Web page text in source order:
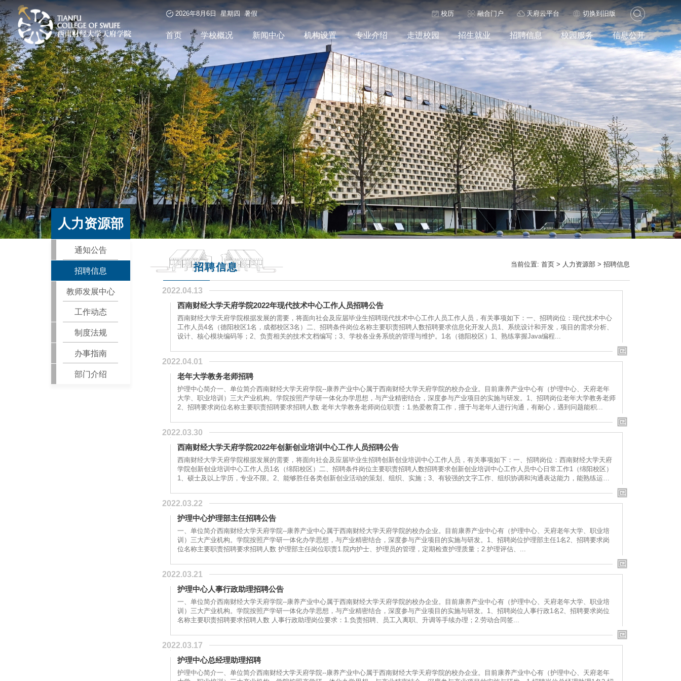
2026年8月6日 星期四 暑假 校历 融合门户 天府云平台 切换到旧版
首页 学校概况 新闻中心 机构设置 专业介绍 走进校园 招生就业 招聘信息 校园服务 信息公开
人力资源部
通知公告
招聘信息
教师发展中心
工作动态
制度法规
办事指南
部门介绍
招聘信息 当前位置:首页 > 人力资源部 >招聘信息
2022.04.13
西南财经大学天府学院2022年现代技术中心工作人员招聘公告
西南财经大学天府学院根据发展的需要，将面向社会及应届毕业生招聘现代技术中心工作人员工作人员，有关事项如下：一、招聘岗位：现代技术中心
工作人员4名（德阳校区1名，成都校区3名）二、招聘条件岗位名称主要职责招聘人数招聘要求信息化开发人员1、系统设计和开发，项目的需求分析、
设计、核心模块编码等；2、负责相关的技术文档编写；3、学校各业务系统的管理与维护。1名（德阳校区）1、熟练掌握Java编程...
2022.04.01
老年大学教务老师招聘
护理中心简介一、单位简介西南财经大学天府学院--康养产业中心属于西南财经大学天府学院的校办企业。目前康养产业中心有（护理中心、天府老年
大学、职业培训）三大产业机构。学院按照产学研一体化办学思想，与产业精密结合，深度参与产业项目的实施与研发。1、招聘岗位老年大学教务老师
2、招聘要求岗位名称主要职责招聘要求招聘人数 老年大学教务老师岗位职责：1.热爱教育工作，擅于与老年人进行沟通，有耐心，遇到问题能积...
2022.03.30
西南财经大学天府学院2022年创新创业培训中心工作人员招聘公告
西南财经大学天府学院根据发展的需要，将面向社会及应届毕业生招聘创新创业培训中心工作人员，有关事项如下：一、招聘岗位：西南财经大学天府
学院创新创业培训中心工作人员1名（绵阳校区）二、招聘条件岗位主要职责招聘人数招聘要求创新创业培训中心工作人员中心日常工作1（绵阳校区）
1、硕士及以上学历，专业不限。2、能够胜任各类创新创业活动的策划、组织、实施；3、有较强的文字工作、组织协调和沟通表达能力，能熟练运用
2022.03.22
护理中心护理部主任招聘公告
一、单位简介西南财经大学天府学院--康养产业中心属于西南财经大学天府学院的校办企业。目前康养产业中心有（护理中心、天府老年大学、职业培
训）三大产业机构。学院按照产学研一体化办学思想，与产业精密结合，深度参与产业项目的实施与研发。1、招聘岗位护理部主任1名2、招聘要求岗
位名称主要职责招聘要求招聘人数 护理部主任岗位职责1.院内护士、护理员的管理，定期检查护理质量；2.护理评估、...
2022.03.21
护理中心人事行政助理招聘公告
一、单位简介西南财经大学天府学院--康养产业中心属于西南财经大学天府学院的校办企业。目前康养产业中心有（护理中心、天府老年大学、职业培
训）三大产业机构。学院按照产学研一体化办学思想，与产业精密结合，深度参与产业项目的实施与研发。1、招聘岗位人事行政1名2、招聘要求岗位
名称主要职责招聘要求招聘人数 人事行政助理岗位要求：1.负责招聘、员工入离职、升调等手续办理；2.劳动合同签...
2022.03.17
护理中心总经理助理招聘
护理中心简介一、单位简介西南财经大学天府学院--康养产业中心属于西南财经大学天府学院的校办企业。目前康养产业中心有（护理中心、天府老年